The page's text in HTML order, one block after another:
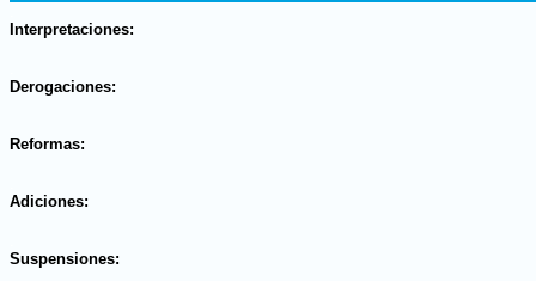
Interpretaciones:
Derogaciones:
Reformas:
Adiciones:
Suspensiones: